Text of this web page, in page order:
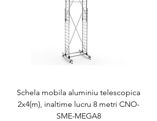
Schela mobila aluminiu telescopica
2x4(m), inaltime lucru 8 metri CNO-
SME-MEGA8